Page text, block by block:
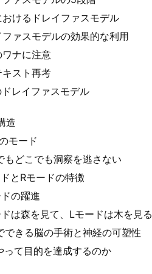
おけるドレイファスモデル
ファスモデルの効果的な利用
ワナに注意
キスト再考
ドレイファスモデル
造
モード
もどこでも洞察を逃さない
とRモードの特徴
の躍進
は森を見て、Lモードは木を見る
できる脳の手術と神経の可塑性
って目的を達成するのか